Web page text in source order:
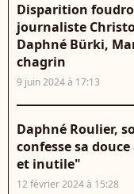
Disparition
journaliste
Daphné Bürki,
chagrin
9 juin 2024 à 17:13
Daphné Roulier,
confesse sa
et inutile"
12 février 2024 à 15:28